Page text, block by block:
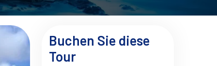
Buchen Sie diese
Tour